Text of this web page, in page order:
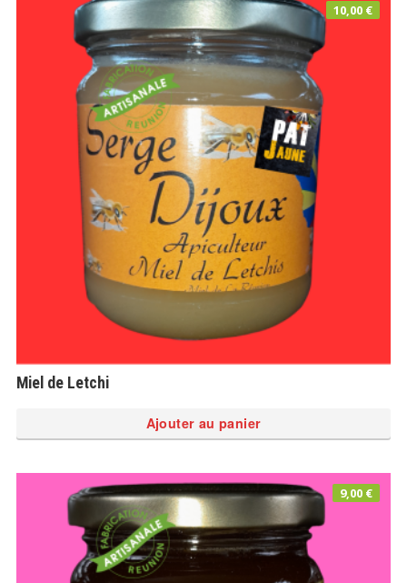
Miel de Letchi
10,00 €
Ajouter au panier
9,00 €